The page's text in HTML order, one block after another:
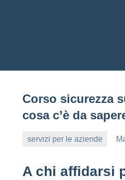
Corso sicurezza
cosa c’è da
servizi per le aziende
A chi affidarsi